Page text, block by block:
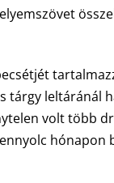
leltáránál
volt több
hónapon